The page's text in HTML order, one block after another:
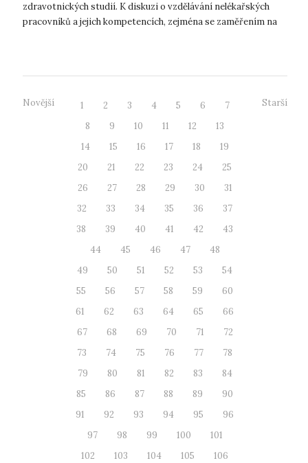
zdravotnických studií. K diskuzi o vzdělávání nelékařských
pracovníků a jejich kompetencích, zejména se zaměřením na
Novější 1 2 3 4 5 6
7
8
9 10 11 12
13
14
15 16 17 18
19
20
21 22 23 24
25
26
27 28 29 30
31
32
33 34 35 36
37
38
39 40 41 42
43
44
45 46 47
48
49
50 51 52 53
54
55
56 57 58 59
60
61
62 63 64 65
66
67
68 69 70 71
72
73
74 75 76 77
78
79
80 81 82 83
84
85
86 87 88 89
90
91
92 93 94 95
96
97
98 99 100
101
102
103 104 105
106
Starší